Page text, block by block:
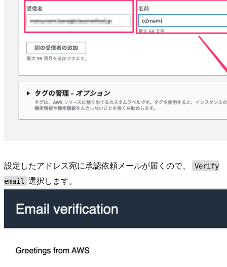
設定したアドレス宛に承認依頼メールが届くので、
Verify
email
選択します。